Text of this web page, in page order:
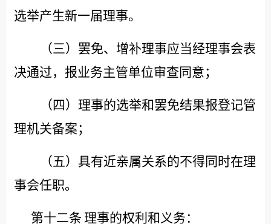
选举产生新一届理事。
（三）罢免、增补理事应当经理事会表
决通过，报业务主管单位审查同意；
（四）理事的选举和罢免结果报登记管
理机关备案；
（五）具有近亲属关系的不得同时在理
事会任职。
第十二条 理事的权利和义务：